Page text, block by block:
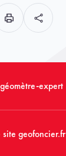
expert
geofoncier.fr